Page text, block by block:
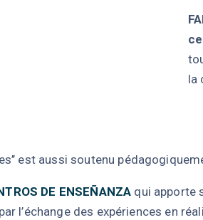
la
est aussi soutenu
DE ENSEÑANZA qui apporte
l’échange des expériences en